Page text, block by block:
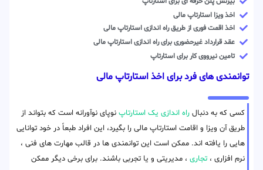
اخذ ویزا استارتاپ مالی
اخذ اقمت فوری از طریق راه اندازی استارتاپ مالی
عقد قرارداد غیرحضوری برای راه اندازی استارتاپ مالی
تامین نیرووی کار برای استارتاپ
توانمندی های فرد برای اخذ استارتاپ مالی
کسی که به دنبال راه اندازی یک استارتاپ نوپای نوآورانه است که بتواند از
طریق آن ویزا و اقامت استارتاپ مالی را بگیرد، این افراد طبعاً در خود توانایی
هایی را یافته اند. ممکن است این توانمندی ها در قالب مهارت های فنی ،
نرم افزاری ، تجاری ، مدیریتی و یا تجربی باشند. برای برخی دیگر ممکن